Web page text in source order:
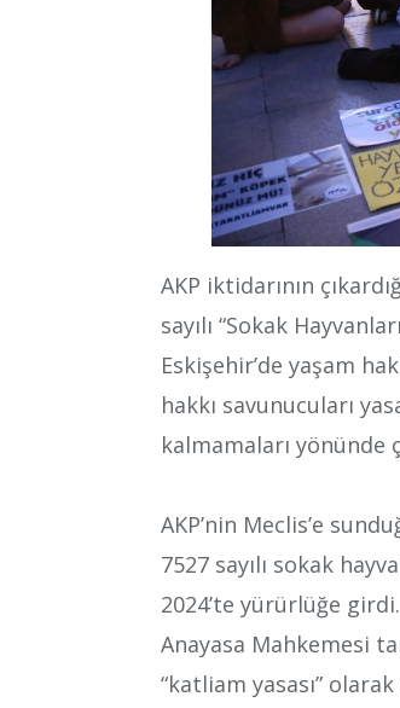
AKP iktidarının
sayılı “Sokak
Eskişehir’de yaşam
hakkı savunucuları
kalmamaları yönünde
AKP’nin Meclis’e
7527 sayılı sokak
2024’te yürürlüğe
Anayasa Mahkemesi
“katliam yasası”